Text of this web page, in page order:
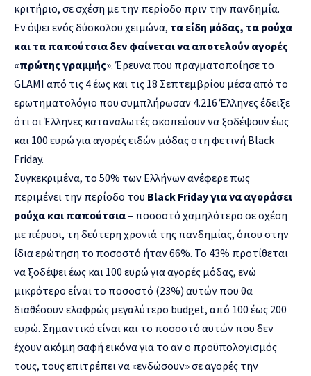
κριτήριο, σε σχέση με την περίοδο πριν την πανδημία.
Εν όψει ενός δύσκολου χειμώνα, τα είδη μόδας, τα ρούχα
και τα παπούτσια δεν φαίνεται να αποτελούν αγορές
«πρώτης γραμμής». Έρευνα που πραγματοποίησε το
GLAMI από τις 4 έως και τις 18 Σεπτεμβρίου μέσα από το
ερωτηματολόγιο που συμπλήρωσαν 4.216 Έλληνες έδειξε
ότι οι Έλληνες καταναλωτές σκοπεύουν να ξοδέψουν έως
και 100 ευρώ για αγορές ειδών μόδας στη φετινή Black
Friday.
Συγκεκριμένα, το 50% των Ελλήνων ανέφερε πως
περιμένει την περίοδο του Black Friday για να αγοράσει
ρούχα και παπούτσια– ποσοστό χαμηλότερο σε σχέση
με πέρυσι, τη δεύτερη χρονιά της πανδημίας, όπου στην
ίδια ερώτηση το ποσοστό ήταν 66%. Το 43% προτίθεται
να ξοδέψει έως και 100 ευρώ για αγορές μόδας, ενώ
μικρότερο είναι το ποσοστό (23%) αυτών που θα
διαθέσουν ελαφρώς μεγαλύτερο budget, από 100 έως 200
ευρώ. Σημαντικό είναι και το ποσοστό αυτών που δεν
έχουν ακόμη σαφή εικόνα για το αν ο προϋπολογισμός
τους, τους επιτρέπει να «ενδώσουν» σε αγορές την